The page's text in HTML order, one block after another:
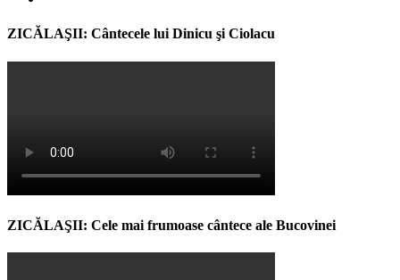
ZICĂLAŞII: Cântecele lui Dinicu şi Ciolacu
ZICĂLAŞII: Cele mai frumoase cântece ale Bucovinei